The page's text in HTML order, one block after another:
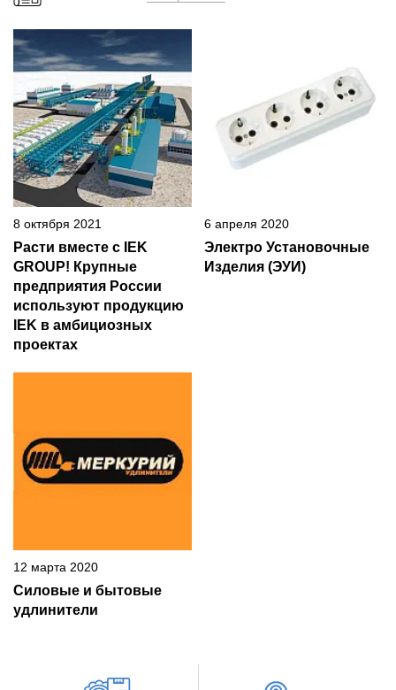
8 октября 2021
Расти вместе с IEK
GROUP! Крупные
предприятия России
используют продукцию
IEK в амбициозных
проектах
6 апреля 2020
Электро Установочные
Изделия (ЭУИ)
12 марта 2020
Силовые и бытовые
удлинители